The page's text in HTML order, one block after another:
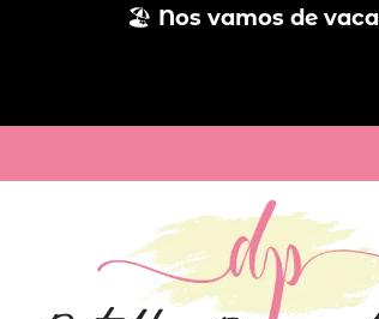
🏖️ Nos vamos de